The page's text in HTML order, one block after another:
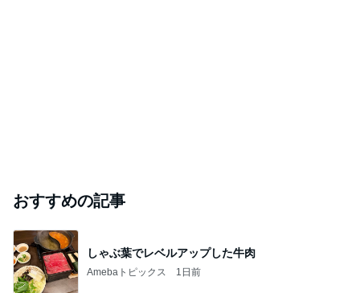
おすすめの記事
しゃぶ葉でレベルアップした牛肉
Amebaトピックス 1日前